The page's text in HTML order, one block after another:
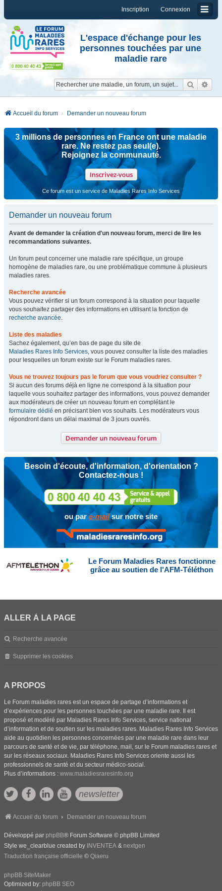
Connexion
Inscription
L'espace d'échange pour les
personnes touchées par une
maladie rare
Accueil du forum Demander un nouveau forum
3 millions de personnes en France ont une maladie
rare. Ne restez pas seul(e).
Rejoignez la communauté.
Inscrivez-vous
Ce forum est un service de Maladies Rares Info Services
Demander un nouveau forum
Avant de demander la création d'un nouveau forum, merci de lire les
recommandations suivantes.
Un forum peut concerner une maladie rare spécifique, un groupe
homogène de maladies rare, ou une problématique commune à plusieurs
maladies rares.
Recherche avancée
Vous pouvez vérifier si un forum correspond à la situation pour laquelle
vous souhaitez partager des informations en utilisant la fonction de
recherche avancée.
Liste des maladies
Sachez également, qu’en bas de page du site de
Maladies Rares Info Services, vous pouvez consulter la liste des maladies
pour lesquelles un forum existe sur le Forum maladies rares.
Vous ne trouvez toujours pas le forum que vous voudriez consulter ?
Si aucun des forums déjà en ligne ne correspond à la situation pour
laquelle vous souhaitez partager des informations, vous pouvez demander
aux modérateurs de créer un nouveau forum en complétant le
formulaire dédié en précisant bien vos souhaits. Les modérateurs vous
répondront dans un délai maximal de 3 jours ouvrés.
Demander un nouveau forum
Besoin d'écoute, d'information, d'orientation ?
Contactez-nous !
ou pare-mailsur notre site
Le Forum Maladies Rares fonctionne
grâce au soutien de l'AFM-Téléthon
ALLER À LA PAGE
Recherche avancée
Supprimer les cookies
A PROPOS
Le Forum maladies rares est un espace de partage d’informations et
d’expériences pour les personnes touchées par une maladie rare. Il est
proposé et modéré par Maladies Rares Info Services, service national
d’information et de soutien sur les maladies rares. Maladies Rares Info Services
aide au quotidien les personnes concernées par une maladie rare dans leur
parcours de santé et de vie, par téléphone, mail, sur le Forum maladies rares et
sur les réseaux sociaux. Maladies Rares Info Services oriente aussi les
professionnels de santé et du secteur médico-social.
Plus d’informations : www.maladiesraresinfo.org
newsletter
Accueil du forum Demander un nouveau forum
Développé par phpBB® Forum Software © phpBB Limited
Style we_clearblue created by INVENTEA & nextgen
Traduction française officielle © Qiaeru
phpBB SiteMaker
Optimized by: phpBB SEO